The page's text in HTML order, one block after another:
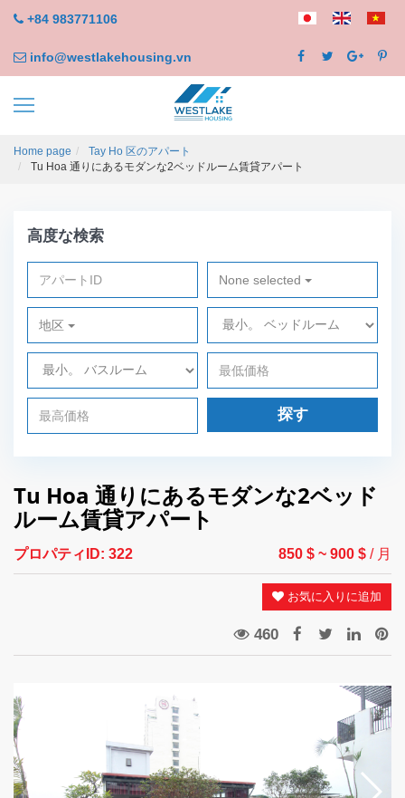
+84 983771106
info@westlakehousing.vn
Home page
Tay Ho 区のアパート
Tu Hoa 通りにあるモダンな2ベッドルーム賃貸アパート
高度な検索
None selected
地区
探す
Tu Hoa 通りにあるモダンな2ベッド
ルーム賃貸アパート
プロパティID: 322 850 $ ~ 900 $ / 月
お気に入りに追加
460